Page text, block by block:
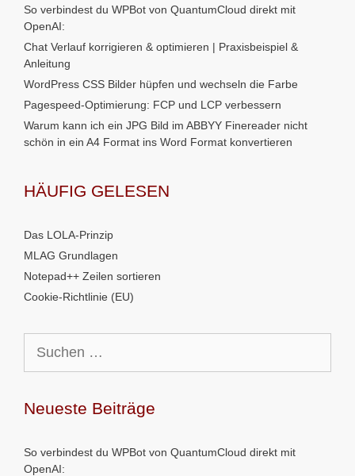
So verbindest du WPBot von QuantumCloud direkt mit
OpenAI:
Chat Verlauf korrigieren & optimieren | Praxisbeispiel &
Anleitung
WordPress CSS Bilder hüpfen und wechseln die Farbe
Pagespeed-Optimierung: FCP und LCP verbessern
Warum kann ich ein JPG Bild im ABBYY Finereader nicht
schön in ein A4 Format ins Word Format konvertieren
HÄUFIG GELESEN
Das LOLA-Prinzip
MLAG Grundlagen
Notepad++ Zeilen sortieren
Cookie-Richtlinie (EU)
nach:
Neueste Beiträge
So verbindest du WPBot von QuantumCloud direkt mit
OpenAI: